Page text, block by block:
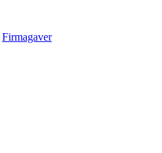
Firmagaver